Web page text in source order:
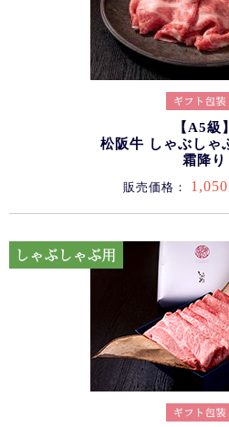
【A5級】
松阪牛 しゃぶしゃ
霜降り
販売価格：